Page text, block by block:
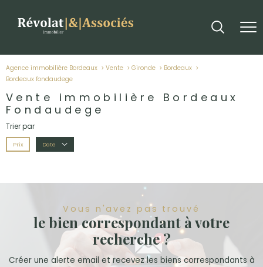
Agence immobilière Bordeaux Vente Gironde
Bordeaux
bordeaux fondaudege
Vente immobilière Bordeaux
Fondaudege
Trier par
Prix Date
Vous n'avez pas trouvé
le bien correspondant à votre
recherche ?
Créer une alerte email et recevez les biens correspondants à